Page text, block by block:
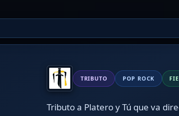
TRIBUTO POP ROCK
Tributo a Platero y Tú que va